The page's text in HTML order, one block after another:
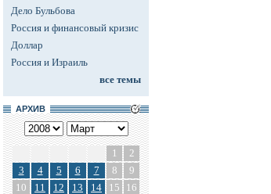
Дело Бульбова
Россия и финансовый кризис
Доллар
Россия и Израиль
все темы
АРХИВ
1
2
3
4 5 6 7 8
9
10
11 12 13 14 15
16